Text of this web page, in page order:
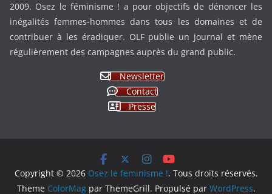
2009. Osez le féminisme ! a pour objectifs de dénoncer les
inégalités femmes-hommes dans tous les domaines et de
contribuer à les éradiquer. OLF publie un journal et mène
régulièrement des campagnes auprès du grand public.
Newsletter
Contact
Presse
Copyright © 2026 Osez le feminisme !. Tous droits réservés.
Theme ColorMagpar ThemeGrill. Propulsé par WordPress.